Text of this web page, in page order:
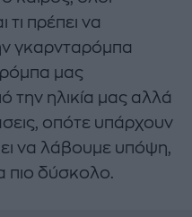
τι πρέπει να
γκαρνταρόμπα
μας
την ηλικία μας αλλά
οπότε υπάρχουν
να λάβουμε υπόψη,
πιο δύσκολο.